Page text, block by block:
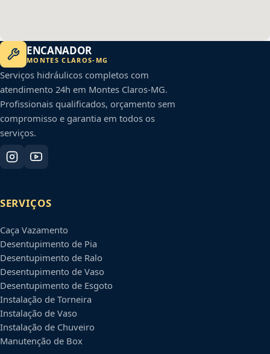
ENCANADOR
MONTES CLAROS- MG
Serviços hidráulicos completos com
atendimento 24h em Montes Claros-MG.
Profissionais qualificados, orçamento sem
compromisso e garantia em todos os
serviços.
SERVIÇOS
Caça Vazamento
Desentupimento de Pia
Desentupimento de Ralo
Desentupimento de Vaso
Desentupimento de Esgoto
Instalação de Torneira
Instalação de Vaso
Instalação de Chuveiro
Manutenção de Box